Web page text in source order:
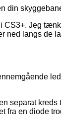
din
CS3+. Jeg
ned langs de
separat
fra en diode